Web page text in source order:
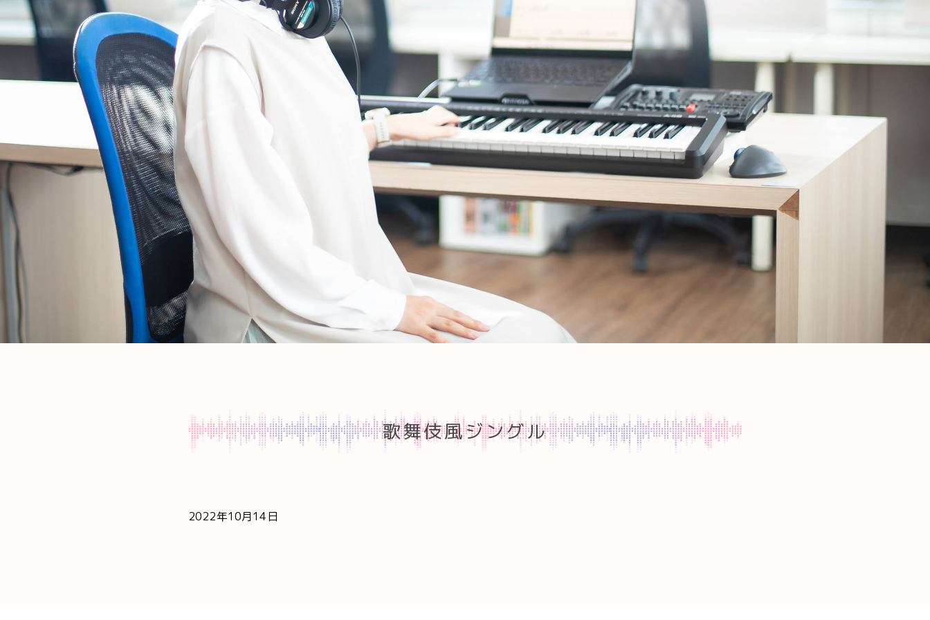
歌舞伎風ジングル
2022年10月14日